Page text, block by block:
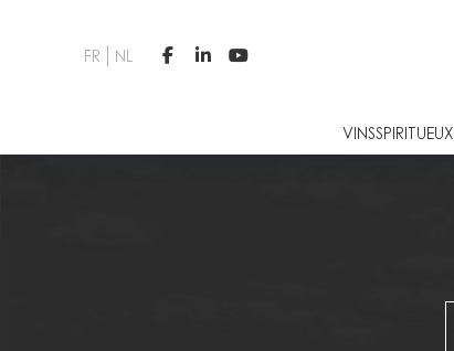
FR NL   
VINSSPIRITUEUX